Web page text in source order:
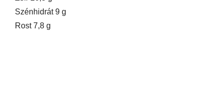
Szénhidrát 9 g
Rost 7,8 g